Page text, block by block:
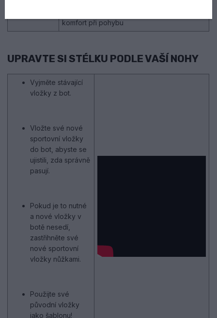
komfort při pohybu
UPRAVTE SI STÉLKU PODLE VAŠÍ NOHY
Vyjměte stávající
vložky z bot.
Vložte své nové
sportovní vložky
do bot, abyste se
ujistili, zda správně
pasují.
Pokud je to nutné
a nové vložky v
botě nesedí,
zastřihněte své
nové sportovní
vložky nůžkami.
Použijte své
původní vložky
jako šablonu!